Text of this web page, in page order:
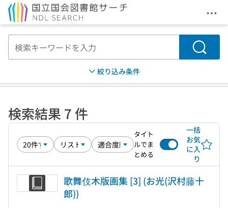
メ
検索
絞り込み条件
検索結果 7 件
タイト
ルでま
とめる
一括
お気
に入
り
歌舞伎木版画集 [3] (お光(沢村藤十
郎))